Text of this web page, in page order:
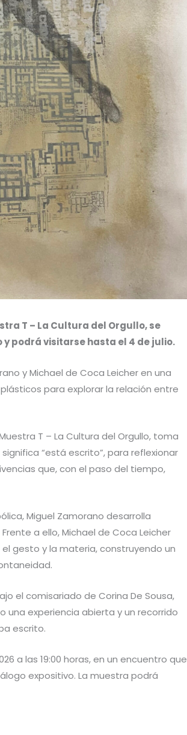
T – La Cultura del Orgullo, se
podrá visitarse hasta el 4 de julio.
y Michael de Coca Leicher en una
para explorar la relación entre
T – La Cultura del Orgullo, toma
significa “está escrito”, para reflexionar
que, con el paso del tiempo,
Miguel Zamorano desarrolla
a ello, Michael de Coca Leicher
gesto y la materia, construyendo un
el comisariado de Corina De Sousa,
una experiencia abierta y un recorrido
escrito.
a las 19:00 horas, en un encuentro que
expositivo. La muestra podrá